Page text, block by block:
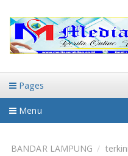
Pages
Menu
BANDAR LAMPUNG terkini